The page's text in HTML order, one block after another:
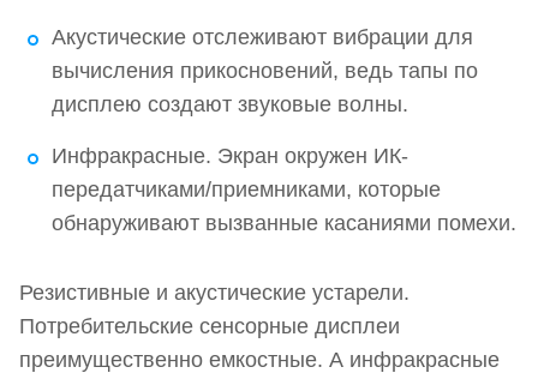
Акустические отслеживают вибрации для
вычисления прикосновений, ведь тапы по
дисплею создают звуковые волны.
Инфракрасные. Экран окружен ИК-
передатчиками/приемниками, которые
обнаруживают вызванные касаниями помехи.
Резистивные и акустические устарели.
Потребительские сенсорные дисплеи
преимущественно емкостные. А инфракрасные